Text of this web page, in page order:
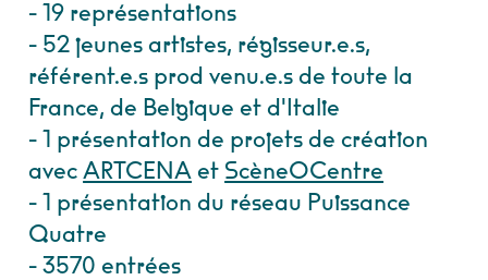
- 19 représentations
- 52 jeunes artistes, régisseur.e.s,
référent.e.s prod venu.e.s de toute la
France, de Belgique et d'Italie
- 1 présentation de projets de création
avec ARTCENA et ScèneOCentre
- 1 présentation du réseau Puissance
Quatre
- 3570 entrées